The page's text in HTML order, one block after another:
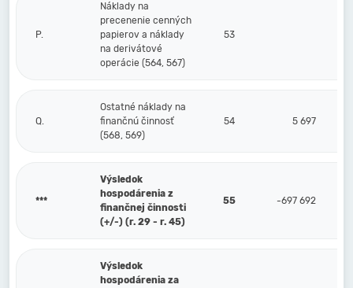
P.
Náklady na
precenenie cenných
papierov a náklady
na derivátové
operácie (564, 567)
53
Q.
Ostatné náklady na
finančnú činnosť
(568, 569)
54 5 697
***
Výsledok
hospodárenia z
finančnej činnosti
(+/-) (r. 29 - r. 45)
55 -697 692
Výsledok
hospodárenia za